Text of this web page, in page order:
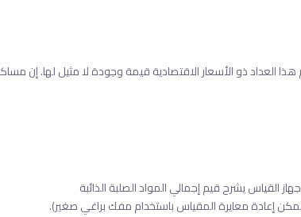
العداد ذو الأسعار الاقتصادية قيمة وجودة لا مثيل لها. إن مساكنه
يشرح قيم إجمالي المواد الصلبة الذائبة